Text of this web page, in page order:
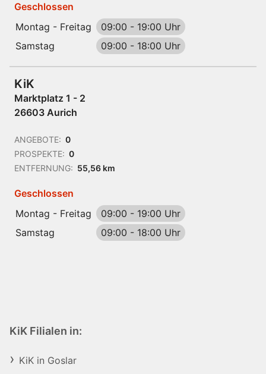
Geschlossen
Montag - Freitag
09:00 - 19:00 Uhr
Samstag
09:00 - 18:00 Uhr
KiK
Marktplatz 1 - 2
26603 Aurich
ANGEBOTE: 0
PROSPEKTE: 0
ENTFERNUNG: 55,56 km
Geschlossen
Montag - Freitag
09:00 - 19:00 Uhr
Samstag
09:00 - 18:00 Uhr
KiK Filialen in:
KiK in Goslar